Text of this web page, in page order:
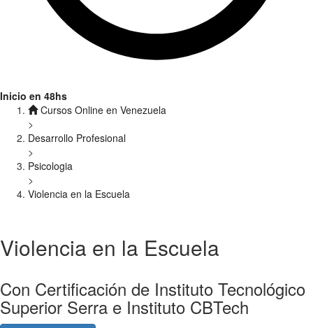
Inicio en 48hs
Cursos Online en Venezuela
>
Desarrollo Profesional
>
Psicologia
>
Violencia en la Escuela
Violencia en la Escuela
Con Certificación de Instituto Tecnológico
Superior Serra e Instituto CBTech